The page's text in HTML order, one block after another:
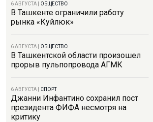
6 АВГУСТА ОБЩЕСТВО
В Ташкенте ограничили работу
рынка «Куйлюк»
6 АВГУСТА ОБЩЕСТВО
В Ташкентской области произошел
прорыв пульпопровода АГМК
6 АВГУСТА СПОРТ
Джанни Инфантино сохранил пост
президента ФИФА несмотря на
критику